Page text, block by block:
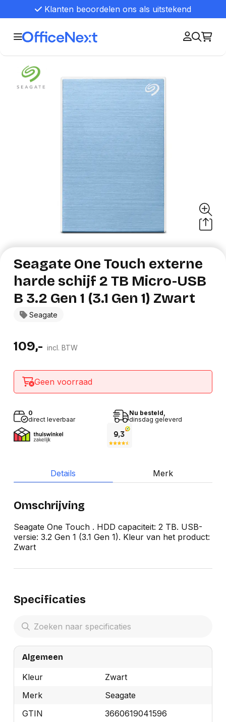
Klanten beoordelen ons als uitstekend
Seagate
Seagate One Touch externe
harde schijf 2 TB Micro-USB
B 3.2 Gen 1 (3.1 Gen 1) Zwart
109,- incl. BTW
Geen voorraad
0
direct leverbaar
Nu besteld,
dinsdag geleverd
Details Merk
Omschrijving
Seagate One Touch . HDD capaciteit: 2 TB. USB-
versie: 3.2 Gen 1 (3.1 Gen 1). Kleur van het product:
Zwart
Specificaties
Algemeen
Kleur
Zwart
Merk
Seagate
GTIN
3660619041596